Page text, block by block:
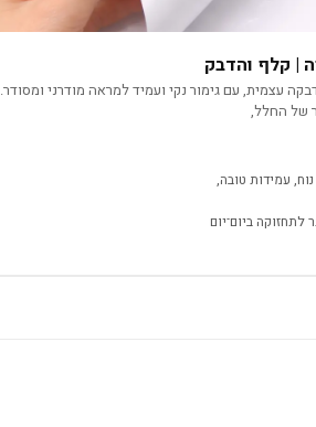
| קלף והדבק
עצמית, עם גימור נקי ועמיד למראה מודרני ומסודר.
של החלל,
עמידות טובה,
לתחזוקה ביום־יום